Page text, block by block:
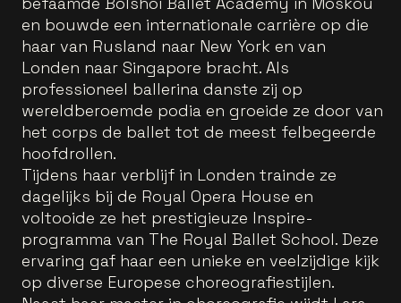
en bouwde een internationale carrière op die
haar van Rusland naar New York en van
Londen naar Singapore bracht. Als
professioneel ballerina danste zij op
wereldberoemde podia en groeide ze door van
het corps de ballet tot de meest felbegeerde
hoofdrollen.
Tijdens haar verblijf in Londen trainde ze
dagelijks bij de Royal Opera House en
voltooide ze het prestigieuze Inspire-
programma van The Royal Ballet School. Deze
ervaring gaf haar een unieke en veelzijdige kijk
op diverse Europese choreografiestijlen.